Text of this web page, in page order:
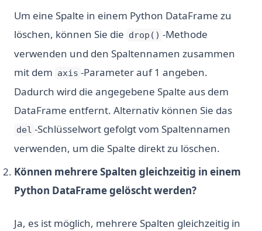
Um eine Spalte in einem Python DataFrame zu
löschen, können Sie die drop() -Methode
verwenden und den Spaltennamen zusammen
mit dem axis -Parameter auf 1 angeben.
Dadurch wird die angegebene Spalte aus dem
DataFrame entfernt. Alternativ können Sie das
del -Schlüsselwort gefolgt vom Spaltennamen
verwenden, um die Spalte direkt zu löschen.
Können mehrere Spalten gleichzeitig in einem
Python DataFrame gelöscht werden?
Ja, es ist möglich, mehrere Spalten gleichzeitig in